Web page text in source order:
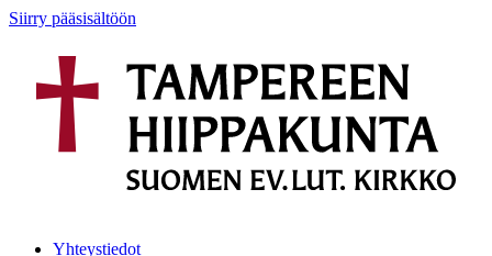
Siirry pääsisältöön
Yhteystiedot